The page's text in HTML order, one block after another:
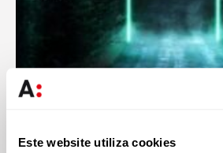
Este website utiliza cookies
Abreu Advogados considerada pelo